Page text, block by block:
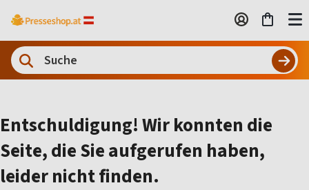
Entschuldigung! Wir konnten die
Seite, die Sie aufgerufen haben,
leider nicht finden.